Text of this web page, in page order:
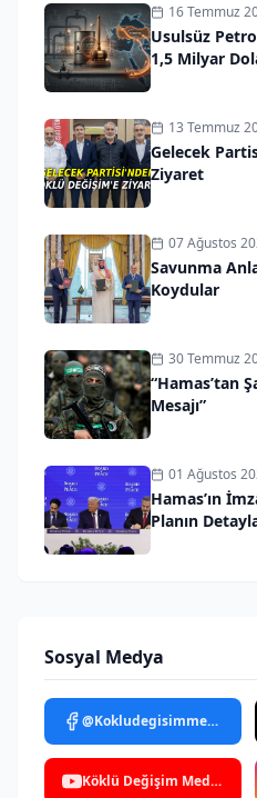
16 Temmuz
Usulsüz
1,5 Milyar
13 Temmuz
Gelecek
Ziyaret
07 Ağustos
Savunma
Koydular
30 Temmuz
“Hamas’tan
Mesajı”
01 Ağustos
Hamas’ın
Planın
Sosyal Medya
@Kokludegisimmedya
Köklü Değişim Medya